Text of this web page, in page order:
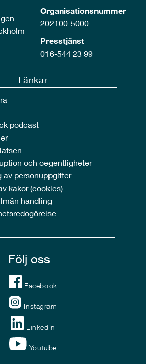
Organisationsnummer
202100-5000
Presstjänst
016-544 23 99
Länkar
podcast
och oegentligheter
av personuppgifter
kakor (cookies)
handling
Följ oss
Facebook
Instagram
LinkedIn
Youtube